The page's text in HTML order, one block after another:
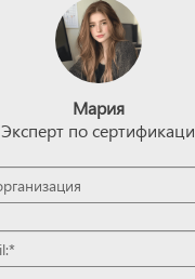
Мария
Эксперт по сертификаци